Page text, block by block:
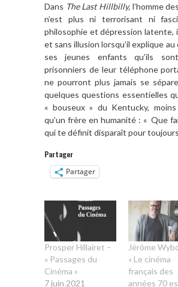
Dans The Last Hillbilly, l’homme
n’est plus ni terrorisant ni
philosophie et dépression latente,
et sans illusion lorsqu’il explique au
ses jeunes enfants qu’ils
prisonniers de leur téléphone
ne pourront plus jamais se
quelques questions essentielles
« bouseux » du Kentucky,
qu’un frère en humanité : « Que
qui te définit disparaît pour toujours
Partager
Partager
Prosper Hillairet –
« Passages du
Cinéma »
7 juin 2021
Jérôme
« Le cinéma
français des
années 70